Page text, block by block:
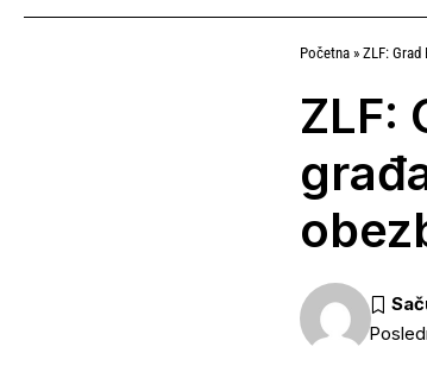
Početna » ZLF:
ZLF: